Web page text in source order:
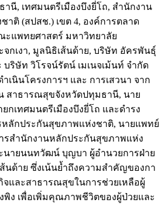
นี, เทศมนตรีเมืองบึงยี่โถ, สำนักงาน
ติ (สปสช.) เขต 4, องค์การตลาด
ะแพทยศาสตร์ มหาวิทยาลัย
กเงา, มูลนิธิเส้นด้าย, บริษัท อัครพันธุ์
ริษัท วิโรจน์รัตน์ เมเนจเม้นท์ จำกัด
เนินโครงการฯ และ การเสวนา จาก
สาธารณสุขจังหวัดปทุมธานี, นาย
กเทศมนตรีเมืองบึงยี่โถ และดำรง
ลักประกันสุขภาพแห่งชาติ, นายแพทย์
รสำนักงานหลักประกันสุขภาพแห่ง
นายนนทวัฒน์ บุญบา ผู้อำนวยการฝ่าย
ด้าย ซึ่งเน้นย้ำถึงความสำคัญของกา
จและสาธารณสุขในการช่วยเหลือผู้
พิง เพื่อเพิ่มคุณภาพชีวิตของผู้ป่วยและ